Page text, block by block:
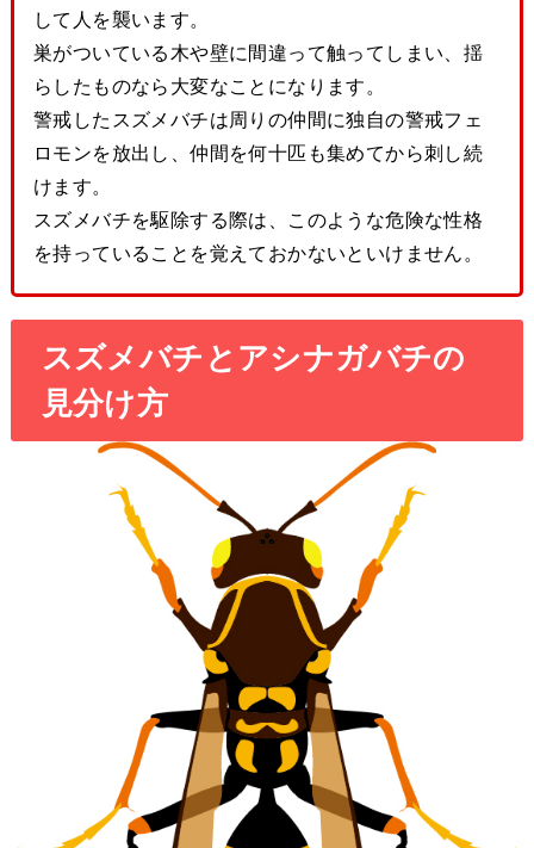
して人を襲います。
巣がついている木や壁に間違って触ってしまい、揺
らしたものなら大変なことになります。
警戒したスズメバチは周りの仲間に独自の警戒フェ
ロモンを放出し、仲間を何十匹も集めてから刺し続
けます。
スズメバチを駆除する際は、このような危険な性格
を持っていることを覚えておかないといけません。
スズメバチとアシナガバチの
見分け方